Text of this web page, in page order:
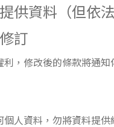
供資料（但依
訂
，修改後的條款將通
人資料，勿將資料提